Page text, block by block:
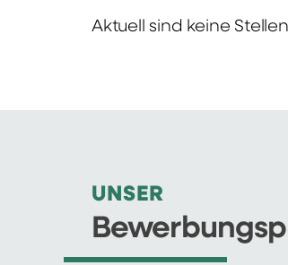
Aktuell sind keine
UNSER